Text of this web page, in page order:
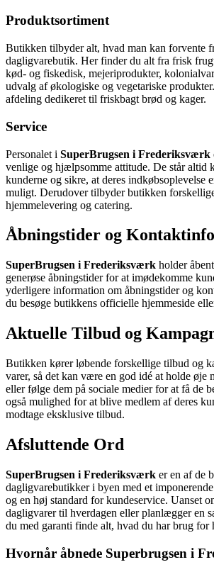
Produktsortiment
Butikken tilbyder alt, hvad man kan forvente
dagligvarebutik. Her finder du alt fra frisk
kød- og fiskedisk, mejeriprodukter,
udvalg af økologiske og vegetariske
afdeling dedikeret til friskbagt brød og kager.
Service
Personalet i SuperBrugsen i Frederiksværk
venlige og hjælpsomme attitude. De står altid
kunderne og sikre, at deres indkøbsoplevelse
muligt. Derudover tilbyder butikken
hjemmelevering og catering.
Åbningstider og
SuperBrugsen i Frederiksværk holder
generøse åbningstider for at imødekomme
yderligere information om åbningstider og
du besøge butikkens officielle hjemmeside
Aktuelle Tilbud og
Butikken kører løbende forskellige tilbud og
varer, så det kan være en god idé at holde øje
eller følge dem på sociale medier for at få de
også mulighed for at blive medlem af deres
modtage eksklusive tilbud.
Afsluttende Ord
SuperBrugsen i Frederiksværk er en af de
dagligvarebutikker i byen med et
og en høj standard for kundeservice. Uanset
dagligvarer til hverdagen eller planlægger en
du med garanti finde alt, hvad du har brug for
Hvornår åbnede Superbrugsen i